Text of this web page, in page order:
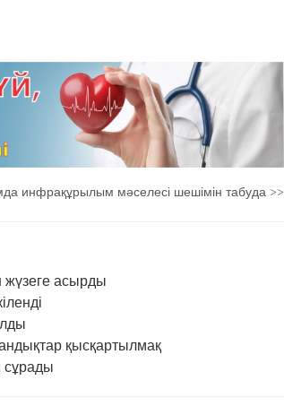
инфрақұрылым мәселесі шешімін табуда >>
жүзеге асырды
қысқартылмақ
сұрады